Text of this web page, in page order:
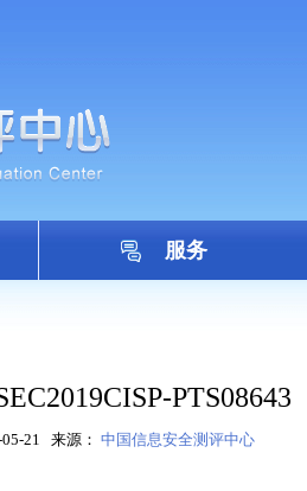
服务
PTS08643
21 来源： 中国信息安全测评中心